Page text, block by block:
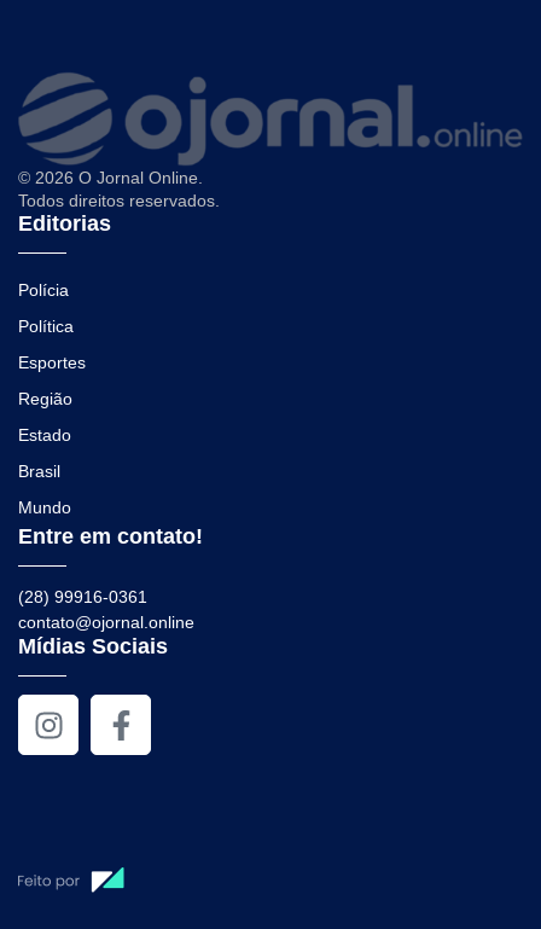
© 2026 O Jornal Online.
Todos direitos reservados.
Editorias
Polícia
Política
Esportes
Região
Estado
Brasil
Mundo
Entre em contato!
(28) 99916-0361
contato@ojornal.online
Mídias Sociais